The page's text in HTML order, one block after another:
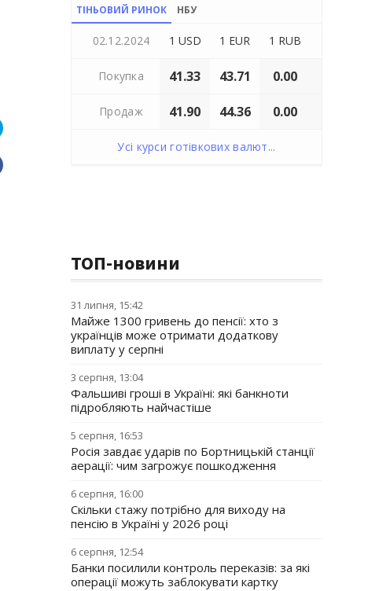
ТІНЬОВИЙ РИНОК НБУ
02.12.2024 1 USD 1 EUR 1 RUB
Покупка 41.33 43.71 0.00
Продаж 41.90 44.36 0.00
Усі курси готівкових валют...
ТОП-новини
31 липня, 15:42
Майже 1300 гривень до пенсії: хто з
українців може отримати додаткову
виплату у серпні
3 серпня, 13:04
Фальшиві гроші в Україні: які банкноти
підробляють найчастіше
5 серпня, 16:53
Росія завдає ударів по Бортницькій станції
аерації: чим загрожує пошкодження
6 серпня, 16:00
Скільки стажу потрібно для виходу на
пенсію в Україні у 2026 році
6 серпня, 12:54
Банки посилили контроль переказів: за які
операції можуть заблокувати картку